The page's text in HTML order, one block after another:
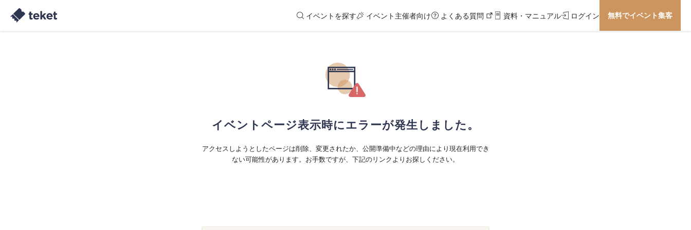
イベントを探す イベント主催者向け よくある質問 資料・マニュアル ログイン 無料でイベント集客
イベントページ表示時にエラーが発生しました。
アクセスしようとしたページは削除、変更されたか、公開準備中などの理由により現在利用でき
ない可能性があります。お手数ですが、下記のリンクよりお探しください。